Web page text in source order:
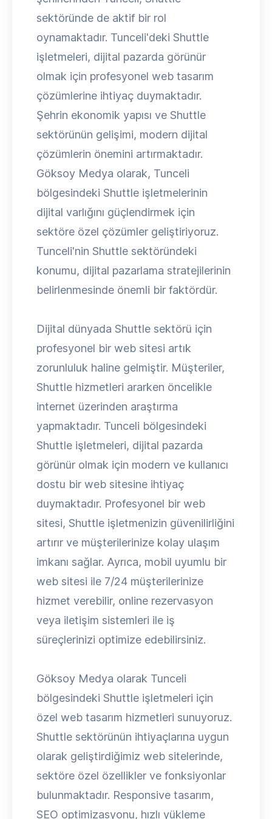
sektöründe de aktif bir rol
oynamaktadır. Tunceli'deki Shuttle
işletmeleri, dijital pazarda görünür
olmak için profesyonel web tasarım
çözümlerine ihtiyaç duymaktadır.
Şehrin ekonomik yapısı ve Shuttle
sektörünün gelişimi, modern dijital
çözümlerin önemini artırmaktadır.
Göksoy Medya olarak, Tunceli
bölgesindeki Shuttle işletmelerinin
dijital varlığını güçlendirmek için
sektöre özel çözümler geliştiriyoruz.
Tunceli'nin Shuttle sektöründeki
konumu, dijital pazarlama stratejilerinin
belirlenmesinde önemli bir faktördür.
Dijital dünyada Shuttle sektörü için
profesyonel bir web sitesi artık
zorunluluk haline gelmiştir. Müşteriler,
Shuttle hizmetleri ararken öncelikle
internet üzerinden araştırma
yapmaktadır. Tunceli bölgesindeki
Shuttle işletmeleri, dijital pazarda
görünür olmak için modern ve kullanıcı
dostu bir web sitesine ihtiyaç
duymaktadır. Profesyonel bir web
sitesi, Shuttle işletmenizin güvenilirliğini
artırır ve müşterilerinize kolay ulaşım
imkanı sağlar. Ayrıca, mobil uyumlu bir
web sitesi ile 7/24 müşterilerinize
hizmet verebilir, online rezervasyon
veya iletişim sistemleri ile iş
süreçlerinizi optimize edebilirsiniz.
Göksoy Medya olarak Tunceli
bölgesindeki Shuttle işletmeleri için
özel web tasarım hizmetleri sunuyoruz.
Shuttle sektörünün ihtiyaçlarına uygun
olarak geliştirdiğimiz web sitelerinde,
sektöre özel özellikler ve fonksiyonlar
bulunmaktadır. Responsive tasarım,
SEO optimizasyonu, hızlı yükleme